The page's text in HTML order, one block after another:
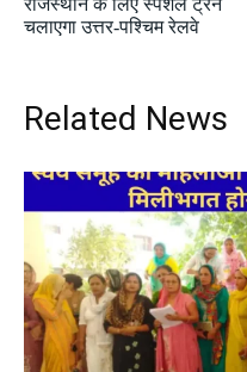
राजस्थान के लिए स्पेशल ट्रेनें
चलाएगा उत्तर-पश्चिम रेलवे
Related News